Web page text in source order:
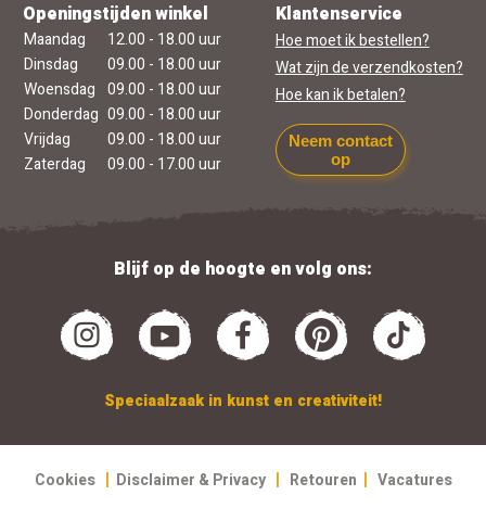
Openingstijden winkel
Maandag
12.00 - 18.00 uur
Dinsdag
09.00 - 18.00 uur
Woensdag 09.00 - 18.00 uur
Donderdag 09.00 - 18.00 uur
Vrijdag
09.00 - 18.00 uur
Zaterdag
09.00 - 17.00 uur
Klantenservice
Hoe moet ik bestellen?
Wat zijn de verzendkosten?
Hoe kan ik betalen?
Neem contact
op
Blijf op de hoogte en volg ons:
Speciaalzaak in kunst en creativiteit!
Cookies | Disclaimer & Privacy | Retouren | Vacatures